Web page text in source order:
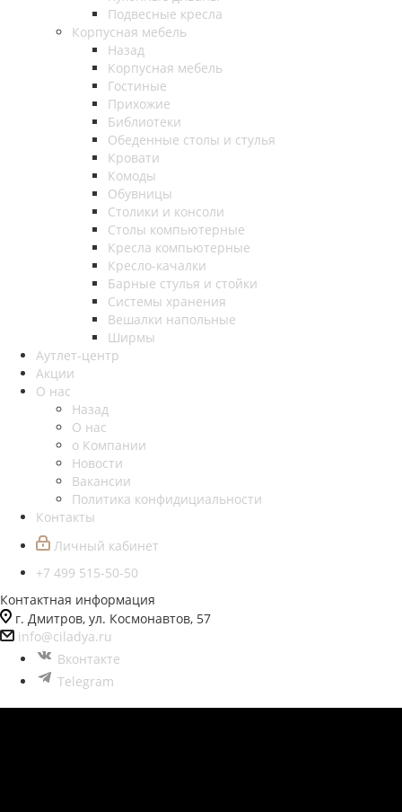
Подвесные кресла
Корпусная мебель
Назад
Корпусная мебель
Гостиные
Прихожие
Библиотеки
Обеденные столы и стулья
Кровати
Комоды
Обувницы
Столики и консоли
Столы компьютерные
Кресла компьютерные
Кресло-качалки
Барные стулья и стойки
Системы хранения
Вешалки напольные
Ширмы
Аутлет-центр
Акции
О нас
Назад
О нас
о Компании
Новости
Вакансии
Политика конфидициальности
Контакты
Личный кабинет
+7 499 515-50-50
Контактная информация
г. Дмитров, ул. Космонавтов, 57
info@ciladya.ru
Вконтакте
Telegram